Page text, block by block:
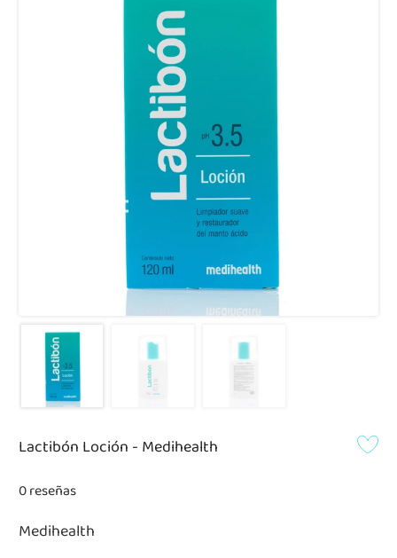
Lactibón Loción - Medihealth
0 reseñas
Medihealth